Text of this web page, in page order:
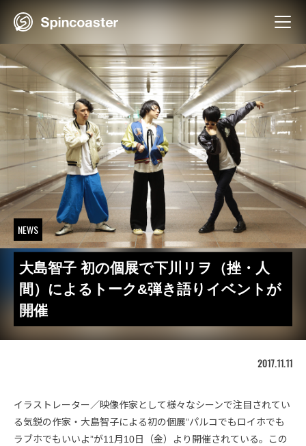
NEWS
大島智子 初の個展で下川リヲ（挫・人
間）によるトーク&弾き語りイベントが
開催
2017.11.11
イラストレーター／映像作家として様々なシーンで注目されてい
る気鋭の作家・大島智子による初の個展”パルコでもロイホでも
ラブホでもいいよ”が11月10日（金）より開催されている。この